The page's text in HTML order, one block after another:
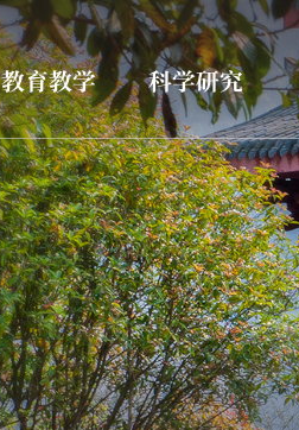
教育教学 科学研究